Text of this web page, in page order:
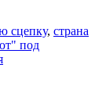
сцепку, страна
под